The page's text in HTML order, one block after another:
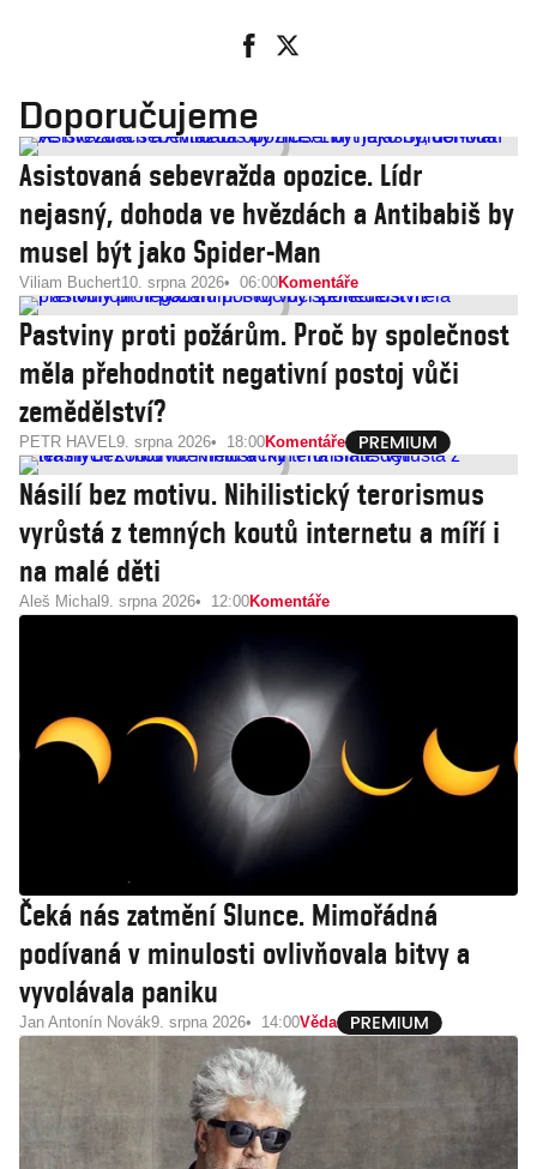
Doporučujeme
Asistovaná sebevražda opozice. Lídr
nejasný, dohoda ve hvězdách a Antibabiš by
musel být jako Spider-Man
Viliam Buchert10. srpna 2026 06:00Komentáře
Pastviny proti požárům. Proč by společnost
měla přehodnotit negativní postoj vůči
zemědělství?
PETR HAVEL9. srpna 2026 18:00Komentáře
Násilí bez motivu. Nihilistický terorismus
vyrůstá z temných koutů internetu a míří i
na malé děti
Aleš Michal 9. srpna 2026 12:00Komentáře
Čeká nás zatmění Slunce. Mimořádná
podívaná v minulosti ovlivňovala bitvy a
vyvolávala paniku
Jan Antonín Novák9. srpna 2026 14:00Věda